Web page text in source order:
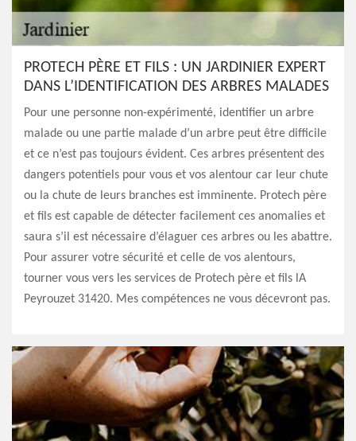
PROTECH PÈRE ET FILS : UN JARDINIER EXPERT
DANS L’IDENTIFICATION DES ARBRES MALADES
Pour une personne non-expérimenté, identifier un arbre
malade ou une partie malade d’un arbre peut être difficile
et ce n’est pas toujours évident. Ces arbres présentent des
dangers potentiels pour vous et vos alentour car leur chute
ou la chute de leurs branches est imminente. Protech père
et fils est capable de détecter facilement ces anomalies et
saura s’il est nécessaire d’élaguer ces arbres ou les abattre.
Pour assurer votre sécurité et celle de vos alentours,
tourner vous vers les services de Protech père et fils lA
Peyrouzet 31420. Mes compétences ne vous décevront pas.